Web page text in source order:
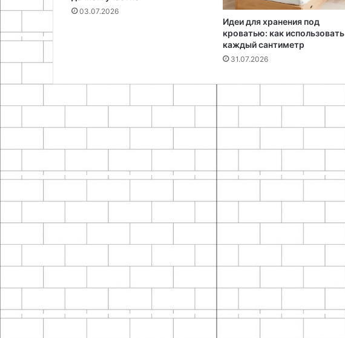
03.07.2026
Идеи для хранения под
кроватью: как использовать
каждый сантиметр
31.07.2026